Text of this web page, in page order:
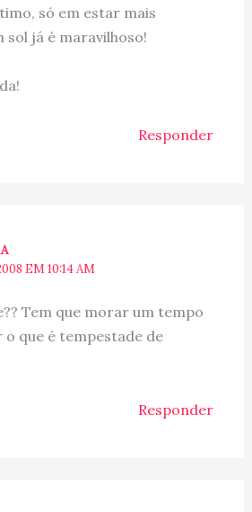
só em estar mais
sol já é maravilhoso!
Responder
EM 10:14 AM
Tem que morar um tempo
o que é tempestade de
Responder